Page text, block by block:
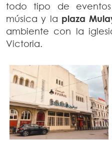
todo tipo de
música y la plaza
ambiente con la
Victoria.